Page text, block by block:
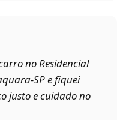
no Residencial
e fiquei
justo e cuidado no